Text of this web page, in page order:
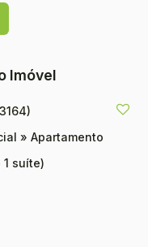
Cama de casal,
moderno com
ambos com
Área de serviço:
conta com ar-
acabamentos de alta
Imóvel
» Apartamento
suíte)